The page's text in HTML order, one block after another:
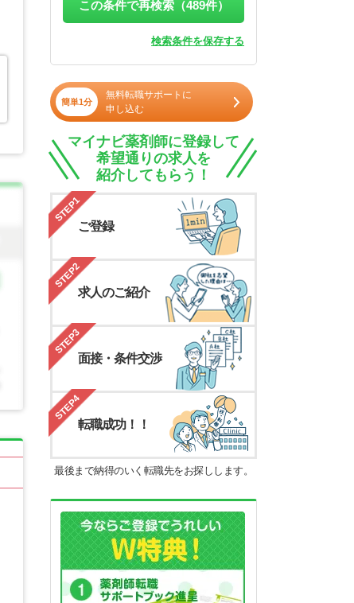
この条件で再検索（489件）
検索条件を保存する
簡単1分
無料転職サポートに
申し込む
マイナビ薬剤師に登録して
希望通りの求人を
紹介してもらう！
STEP1
ご登録
STEP2
求人のご紹介
STEP3
面接・条件交渉
STEP4
転職成功！！
最後まで納得のいく転職先をお探しします。